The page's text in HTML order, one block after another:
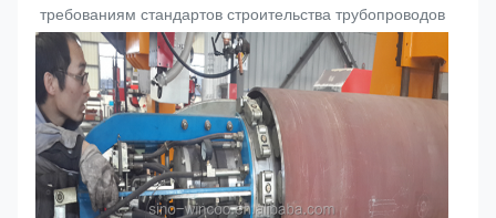
требованиям стандартов строительства трубопроводов